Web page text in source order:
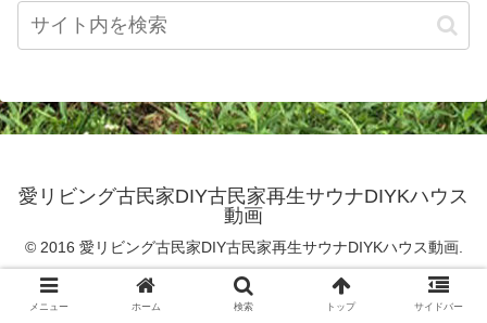
愛リビング古民家DIY古民家再生サウナDIYKハウス
動画
© 2016 愛リビング古民家DIY古民家再生サウナDIYKハウス動画.
メニュー ホーム 検索 トップ サイドバー